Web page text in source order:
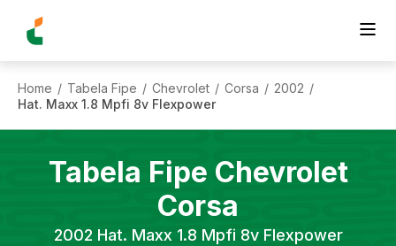
Home / Tabela Fipe / Chevrolet / Corsa / 2002 /
Hat. Maxx 1.8 Mpfi 8v Flexpower
Tabela Fipe Chevrolet
Corsa
2002 Hat. Maxx 1.8 Mpfi 8v Flexpower